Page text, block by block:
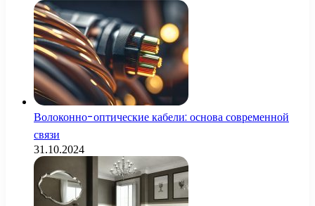
Волоконно-оптические кабели: основа современной
связи
31.10.2024